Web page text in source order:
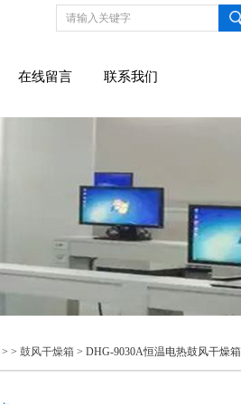
在线留言 联系我们
> > 鼓风干燥箱 > DHG-9030A恒温电热鼓风干燥箱